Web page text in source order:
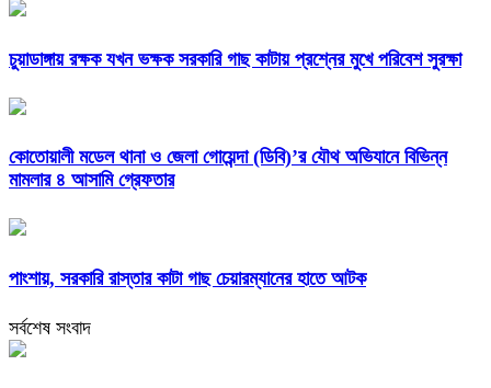
চুয়াডাঙ্গায় রক্ষক যখন ভক্ষক সরকারি গাছ কাটায় প্রশ্নের মুখে পরিবেশ সুরক্ষা
কোতোয়ালী মডেল থানা ও জেলা গোয়েন্দা (ডিবি)’র যৌথ অভিযানে বিভিন্ন
মামলার ৪ আসামি গ্রেফতার
পাংশায়, সরকারি রাস্তার কাটা গাছ চেয়ারম্যানের হাতে আটক
সর্বশেষ সংবাদ